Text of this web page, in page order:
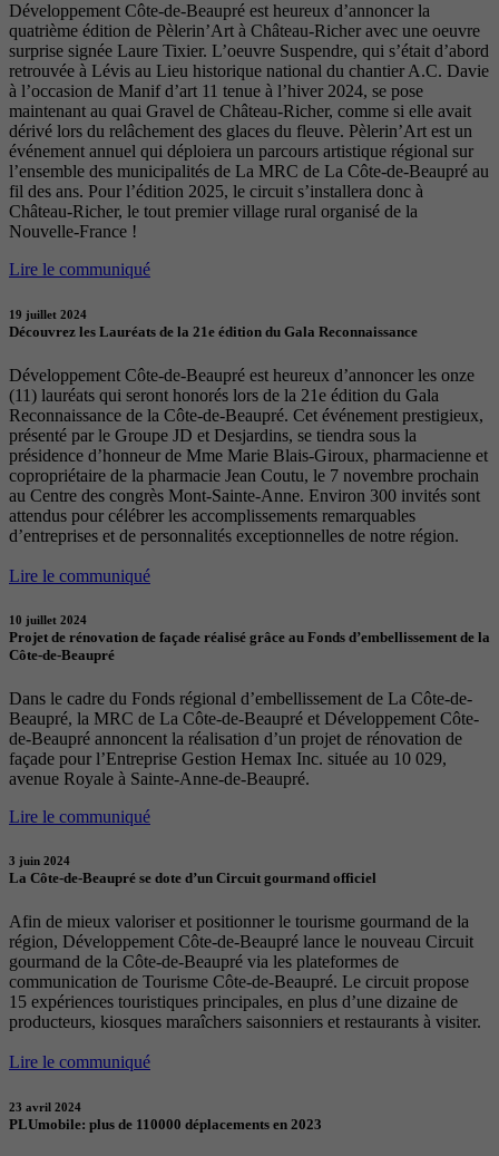
Développement Côte-de-Beaupré est heureux d’annoncer la
quatrième édition de Pèlerin’Art à Château-Richer avec une oeuvre
surprise signée Laure Tixier. L’oeuvre Suspendre, qui s’était d’abord
retrouvée à Lévis au Lieu historique national du chantier A.C. Davie
à l’occasion de Manif d’art 11 tenue à l’hiver 2024, se pose
maintenant au quai Gravel de Château-Richer, comme si elle avait
dérivé lors du relâchement des glaces du fleuve. Pèlerin’Art est un
événement annuel qui déploiera un parcours artistique régional sur
l’ensemble des municipalités de La MRC de La Côte-de-Beaupré au
fil des ans. Pour l’édition 2025, le circuit s’installera donc à
Château-Richer, le tout premier village rural organisé de la
Nouvelle-France !
Lire le communiqué
19 juillet 2024
Découvrez les Lauréats de la 21e édition du Gala Reconnaissance
Développement Côte-de-Beaupré est heureux d’annoncer les onze
(11) lauréats qui seront honorés lors de la 21e édition du Gala
Reconnaissance de la Côte-de-Beaupré. Cet événement prestigieux,
présenté par le Groupe JD et Desjardins, se tiendra sous la
présidence d’honneur de Mme Marie Blais-Giroux, pharmacienne et
copropriétaire de la pharmacie Jean Coutu, le 7 novembre prochain
au Centre des congrès Mont-Sainte-Anne. Environ 300 invités sont
attendus pour célébrer les accomplissements remarquables
d’entreprises et de personnalités exceptionnelles de notre région.
Lire le communiqué
10 juillet 2024
Projet de rénovation de façade réalisé grâce au Fonds d’embellissement de la
Côte-de-Beaupré
Dans le cadre du Fonds régional d’embellissement de La Côte-de-
Beaupré, la MRC de La Côte-de-Beaupré et Développement Côte-
de-Beaupré annoncent la réalisation d’un projet de rénovation de
façade pour l’Entreprise Gestion Hemax Inc. située au 10 029,
avenue Royale à Sainte-Anne-de-Beaupré.
Lire le communiqué
3 juin 2024
La Côte-de-Beaupré se dote d’un Circuit gourmand officiel
Afin de mieux valoriser et positionner le tourisme gourmand de la
région, Développement Côte-de-Beaupré lance le nouveau Circuit
gourmand de la Côte-de-Beaupré via les plateformes de
communication de Tourisme Côte-de-Beaupré. Le circuit propose
15 expériences touristiques principales, en plus d’une dizaine de
producteurs, kiosques maraîchers saisonniers et restaurants à visiter.
Lire le communiqué
23 avril 2024
PLUmobile: plus de 110000 déplacements en 2023